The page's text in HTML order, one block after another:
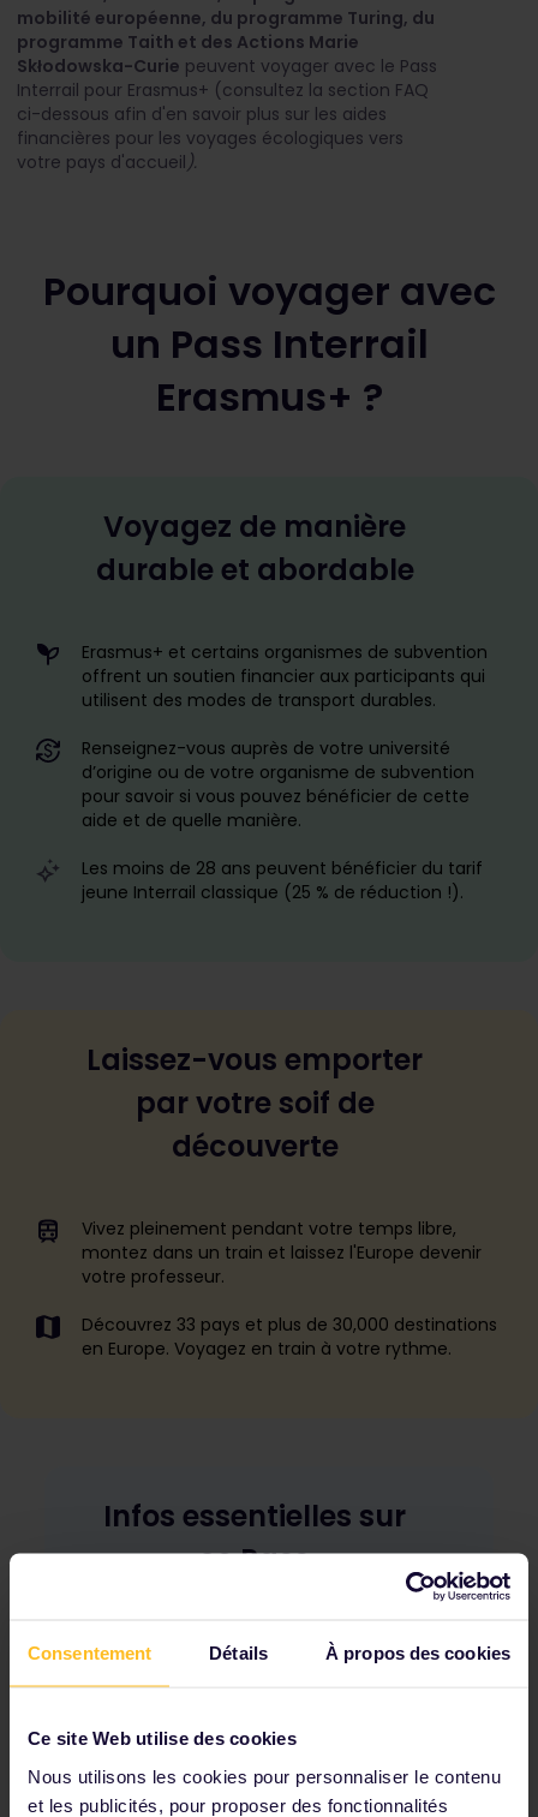
Consentement Détails À propos des cookies
Ce site Web utilise des cookies
Nous utilisons les cookies pour personnaliser le contenu
et les publicités, pour proposer des fonctionnalités
mobilité européenne, du programme Turing, du
programme Taith et des Actions Marie
Skłodowska-Curie peuvent voyager avec le Pass
Interrail pour Erasmus+ (consultez la section FAQ
ci-dessous afin d'en savoir plus sur les aides
financières pour les voyages écologiques vers
votre pays d'accueil ).
Pourquoi voyager avec
un Pass Interrail
Erasmus+ ?
Voyagez de manière
durable et abordable
Erasmus+ et certains organismes de subvention
offrent un soutien financier aux participants qui
utilisent des modes de transport durables.
Renseignez-vous auprès de votre université
d’origine ou de votre organisme de subvention
pour savoir si vous pouvez bénéficier de cette
aide et de quelle manière.
Les moins de 28 ans peuvent bénéficier du tarif
jeune Interrail classique (25 % de réduction !).
Laissez-vous emporter
par votre soif de
découverte
Vivez pleinement pendant votre temps libre,
montez dans un train et laissez l'Europe devenir
votre professeur.
Découvrez 33 pays et plus de 30,000 destinations
en Europe. Voyagez en train à votre rythme.
Infos essentielles sur
ce Pass
Le Pass Interrail Erasmus+ est un pass
qui vous permet de voyager sur les
réseaux ferroviaires européens
jour de voyage. Le Pass peut comporter
utiliser dans les 6 mois.